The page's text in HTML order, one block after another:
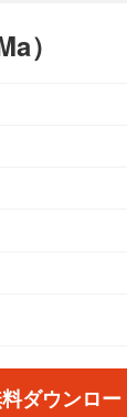
）
ダウンロー